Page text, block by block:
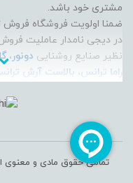
مشتری خود باشد.
ضمنا اولویت فروشگاه فروش
در دیجی نامدار عاملیت
نظیر صنایع روشنایی دونور ،
راما ترانس بالاست آرش
لوشان، سیم و کابل زرتافت
کابل مازندران،
توانید جدیدترین محصولات
و به راحتی درب منزل تحویل
فروشگاه اینترنتی دیجی
تمامی حقوق مادی و معنوی